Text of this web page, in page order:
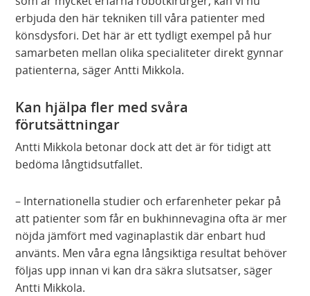
erbjuda den här tekniken till våra patienter med
könsdysfori. Det här är ett tydligt exempel på hur
samarbeten mellan olika specialiteter direkt gynnar
patienterna, säger Antti Mikkola.
Kan hjälpa fler med svåra
förutsättningar
Antti Mikkola betonar dock att det är för tidigt att
bedöma långtidsutfallet.
– Internationella studier och erfarenheter pekar på
att patienter som får en bukhinnevagina ofta är mer
nöjda jämfört med vaginaplastik där enbart hud
använts. Men våra egna långsiktiga resultat behöver
följas upp innan vi kan dra säkra slutsatser, säger
Antti Mikkola.